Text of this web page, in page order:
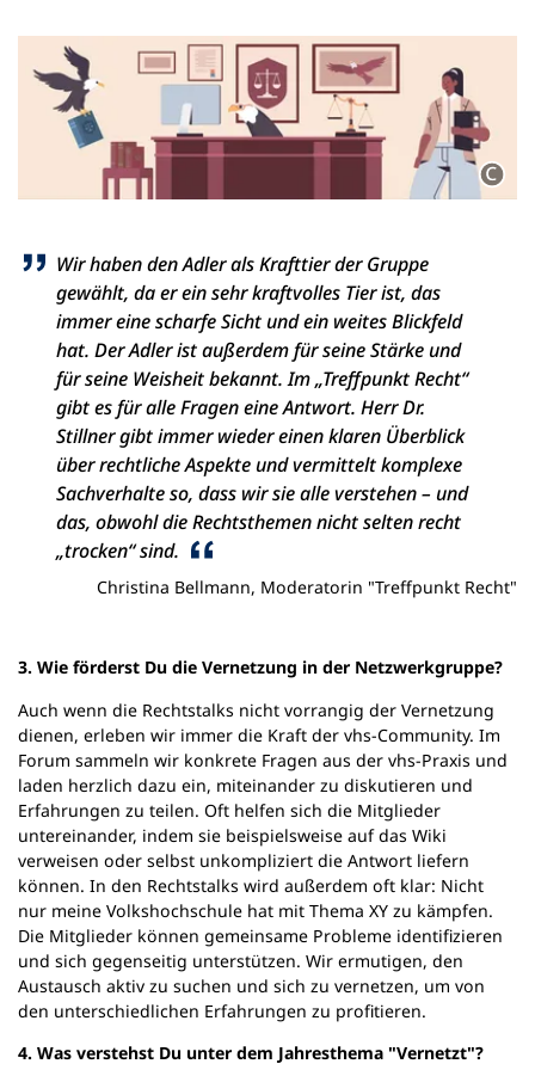
Wir haben den Adler als Krafttier der Gruppe
gewählt, da er ein sehr kraftvolles Tier ist, das
immer eine scharfe Sicht und ein weites Blickfeld
hat. Der Adler ist außerdem für seine Stärke und
für seine Weisheit bekannt. Im „Treffpunkt Recht“
gibt es für alle Fragen eine Antwort. Herr Dr.
Stillner gibt immer wieder einen klaren Überblick
über rechtliche Aspekte und vermittelt komplexe
Sachverhalte so, dass wir sie alle verstehen – und
das, obwohl die Rechtsthemen nicht selten recht
„trocken“ sind.
Christina Bellmann, Moderatorin "Treffpunkt Recht"
3. Wie förderst Du die Vernetzung in der Netzwerkgruppe?
Auch wenn die Rechtstalks nicht vorrangig der Vernetzung
dienen, erleben wir immer die Kraft der vhs-Community. Im
Forum sammeln wir konkrete Fragen aus der vhs-Praxis und
laden herzlich dazu ein, miteinander zu diskutieren und
Erfahrungen zu teilen. Oft helfen sich die Mitglieder
untereinander, indem sie beispielsweise auf das Wiki
verweisen oder selbst unkompliziert die Antwort liefern
können. In den Rechtstalks wird außerdem oft klar: Nicht
nur meine Volkshochschule hat mit Thema XY zu kämpfen.
Die Mitglieder können gemeinsame Probleme identifizieren
und sich gegenseitig unterstützen. Wir ermutigen, den
Austausch aktiv zu suchen und sich zu vernetzen, um von
den unterschiedlichen Erfahrungen zu profitieren.
4. Was verstehst Du unter dem Jahresthema "Vernetzt"?